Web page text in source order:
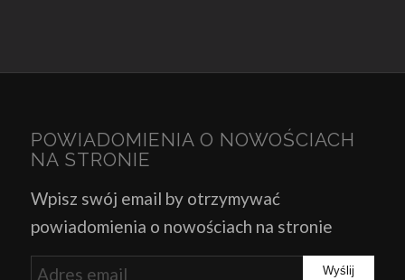
POWIADOMIENIA O NOWOŚCIACH
NA STRONIE
Wpisz swój email by otrzymywać
powiadomienia o nowościach na stronie